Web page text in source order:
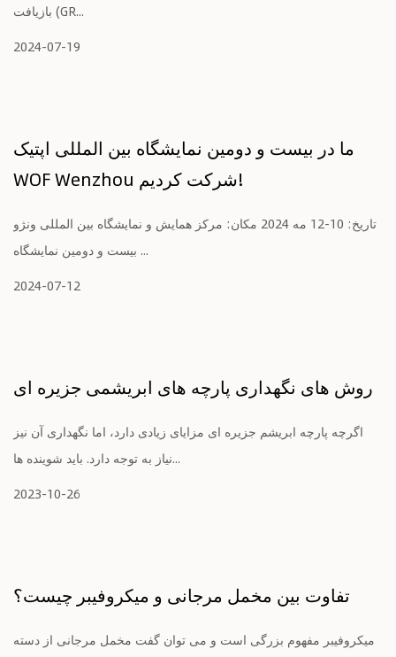
بازیافت (GR...
2024-07-19
ما در بیست و دومین نمایشگاه بین المللی اپتیک
WOF Wenzhou شرکت کردیم!
تاریخ: 10-12 مه 2024 مکان: مرکز همایش و نمایشگاه بین المللی ونژو
بیست و دومین نمایشگاه ...
2024-07-12
روش های نگهداری پارچه های ابریشمی جزیره ای
اگرچه پارچه ابریشم جزیره ای مزایای زیادی دارد، اما نگهداری آن نیز
نیاز به توجه دارد. باید شوینده ها...
2023-10-26
تفاوت بین مخمل مرجانی و میکروفیبر چیست؟
میکروفیبر مفهوم بزرگی است و می توان گفت مخمل مرجانی از دسته